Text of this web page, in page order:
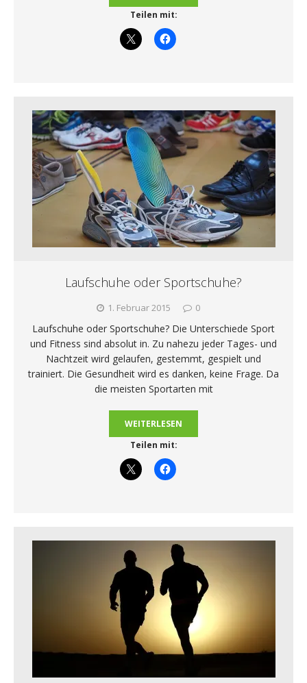
Teilen mit:
Laufschuhe oder Sportschuhe?
1. Februar 2015 0
Laufschuhe oder Sportschuhe? Die Unterschiede Sport
und Fitness sind absolut in. Zu nahezu jeder Tages- und
Nachtzeit wird gelaufen, gestemmt, gespielt und
trainiert. Die Gesundheit wird es danken, keine Frage. Da
die meisten Sportarten mit
WEITERLESEN
Teilen mit: